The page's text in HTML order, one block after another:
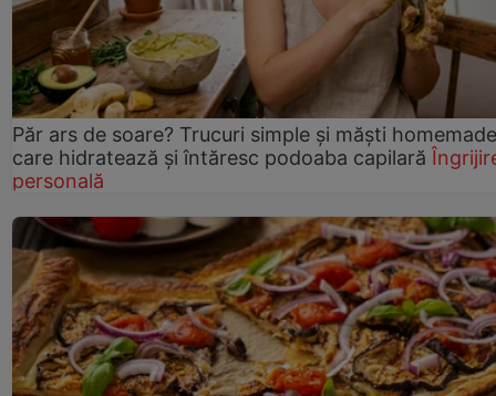
Păr ars de soare? Trucuri simple și măști homemade
care hidratează și întăresc podoaba capilară
personală